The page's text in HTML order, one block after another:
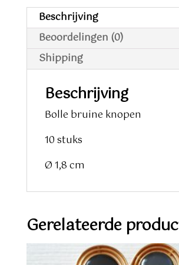
Beschrijving
Beoordelingen (0)
Shipping
Beschrijving
Bolle bruine knopen
10 stuks
Ø 1,8 cm
Gerelateerde